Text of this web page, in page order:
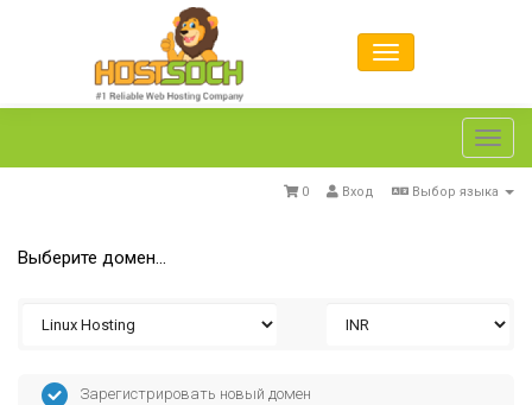
Выбор языка
Вход
0
Выберите домен...
Зарегистрировать новый домен